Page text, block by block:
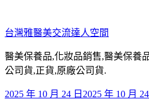
至
主
要
內
台灣雅醫美交流達人空間
醫美保養品,化妝品銷售,醫美保養
公司貨,正貨,原廠公司貨.
發
2025 年 10 月 24 日 2025 年 10 月